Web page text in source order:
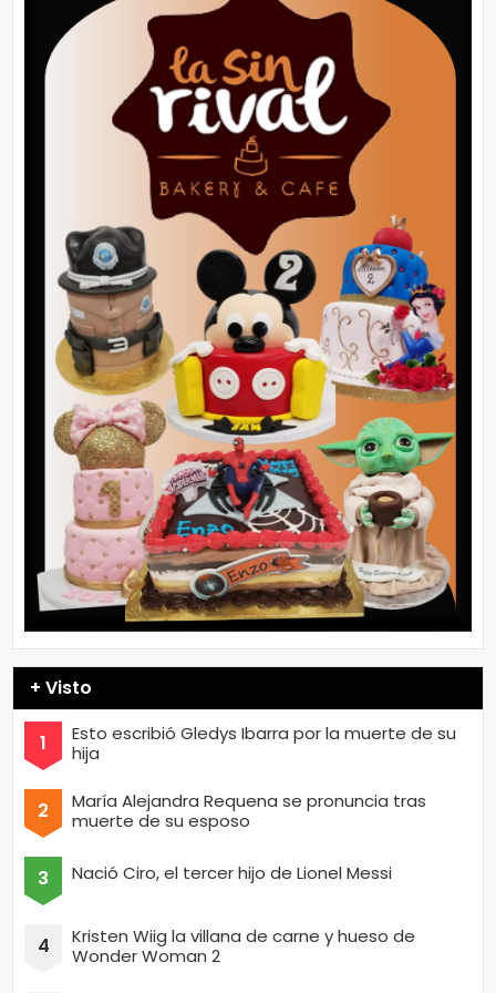
+ Visto
Esto escribió Gledys Ibarra por la muerte de su
hija
María Alejandra Requena se pronuncia tras
muerte de su esposo
Nació Ciro, el tercer hijo de Lionel Messi
Kristen Wiig la villana de carne y hueso de
Wonder Woman 2